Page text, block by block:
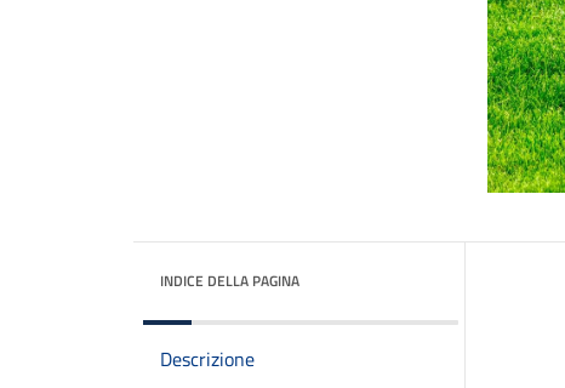
INDICE DELLA PAGINA
Descrizione